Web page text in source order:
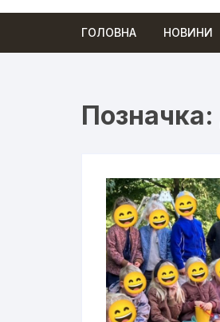
ГОЛОВНА НОВИНИ
Позначка: